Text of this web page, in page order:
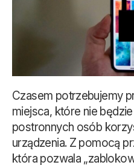
Czasem potrzebujemy
miejsca, które nie
postronnych osób
urządzenia. Z pomocą
która pozwala